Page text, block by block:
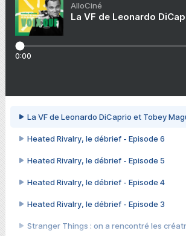
AlloCiné
La VF de Leonardo
0:00
La VF de Leonardo DiCaprio et Tobey
Heated Rivalry, le débrief - Episode 6
Heated Rivalry, le débrief - Episode 5
Heated Rivalry, le débrief - Episode 4
Heated Rivalry, le débrief - Episode 3
Stranger Things : on a rencontré les